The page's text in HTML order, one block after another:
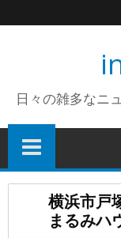
日々の雑多なニ
横浜市戸
まるみハ